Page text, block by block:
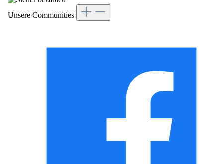
Unsere Communities